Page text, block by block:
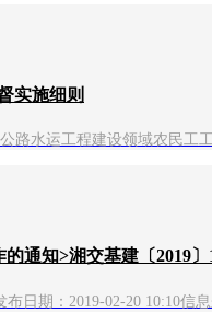
实施细则
路水运工程建设领域农民
通知>湘交基建〔2019〕
日期：2019-02-20 10:10信